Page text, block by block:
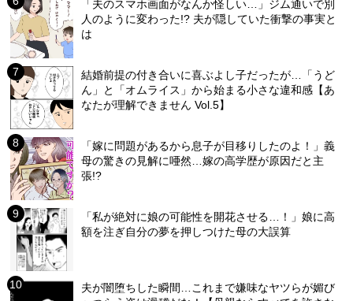
「夫のスマホ画面がなんか怪しい…」ジム通いで別
人のように変わった!? 夫が隠していた衝撃の事実と
は
結婚前提の付き合いに喜ぶよし子だったが…「うど
ん」と「オムライス」から始まる小さな違和感【あ
なたが理解できません Vol.5】
「嫁に問題があるから息子が目移りしたのよ！」義
母の驚きの見解に唖然…嫁の高学歴が原因だと主
張!?
「私が絶対に娘の可能性を開花させる…！」娘に高
額を注ぎ自分の夢を押しつけた母の大誤算
夫が闇堕ちした瞬間…これまで嫌味なヤツらが媚び